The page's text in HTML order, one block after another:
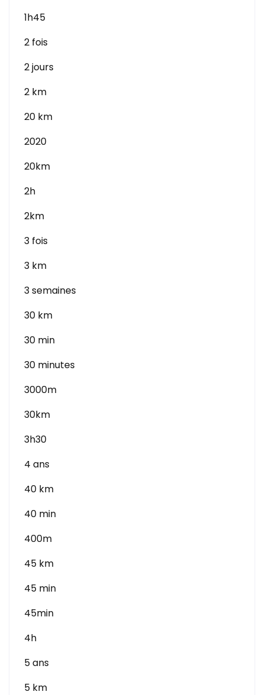
1h45
2 fois
2 jours
2 km
20 km
2020
20km
2h
2km
3 fois
3 km
3 semaines
30 km
30 min
30 minutes
3000m
30km
3h30
4 ans
40 km
40 min
400m
45 km
45 min
45min
4h
5 ans
5 km